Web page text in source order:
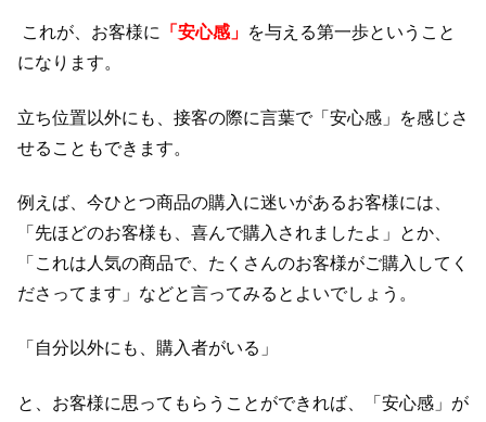
これが、お客様に 「安心感」 を与える第一歩ということ
になります。
立ち位置以外にも、接客の際に言葉で「安心感」を感じさ
せることもできます。
例えば、今ひとつ商品の購入に迷いがあるお客様には、
「先ほどのお客様も、喜んで購入されましたよ」とか、
「これは人気の商品で、たくさんのお客様がご購入してく
ださってます」などと言ってみるとよいでしょう。
「自分以外にも、購入者がいる」
と、お客様に思ってもらうことができれば、「安心感」が